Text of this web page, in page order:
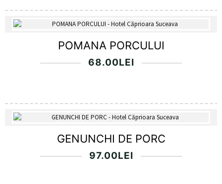
POMANA PORCULUI
68.00LEI
GENUNCHI DE PORC
97.00LEI